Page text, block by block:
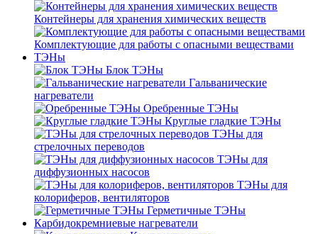
Контейнеры для хранения химических веществ
Комплектующие для работы с опасными веществами
ТЭНы
Блок ТЭНы
Гальванические
нагреватели
Оребренные ТЭНы
Круглые гладкие ТЭНы
ТЭНы для
стрелочных переводов
ТЭНы для
диффузионных насосов
ТЭНы для
колориферов, вентиляторов
Герметичные ТЭНы
Карбидокремниевые нагреватели